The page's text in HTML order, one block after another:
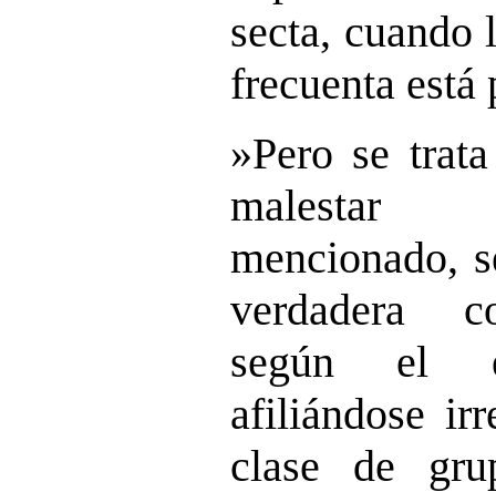
secta, cuando
frecuenta
»Pero se
malestar
mencionado,
verdadera
según el
afiliándose
clase de